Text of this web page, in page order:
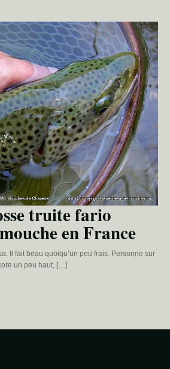
truite fario
en France
Il fait beau quoiqu’un peu frais. Personne sur
un peu haut, […]